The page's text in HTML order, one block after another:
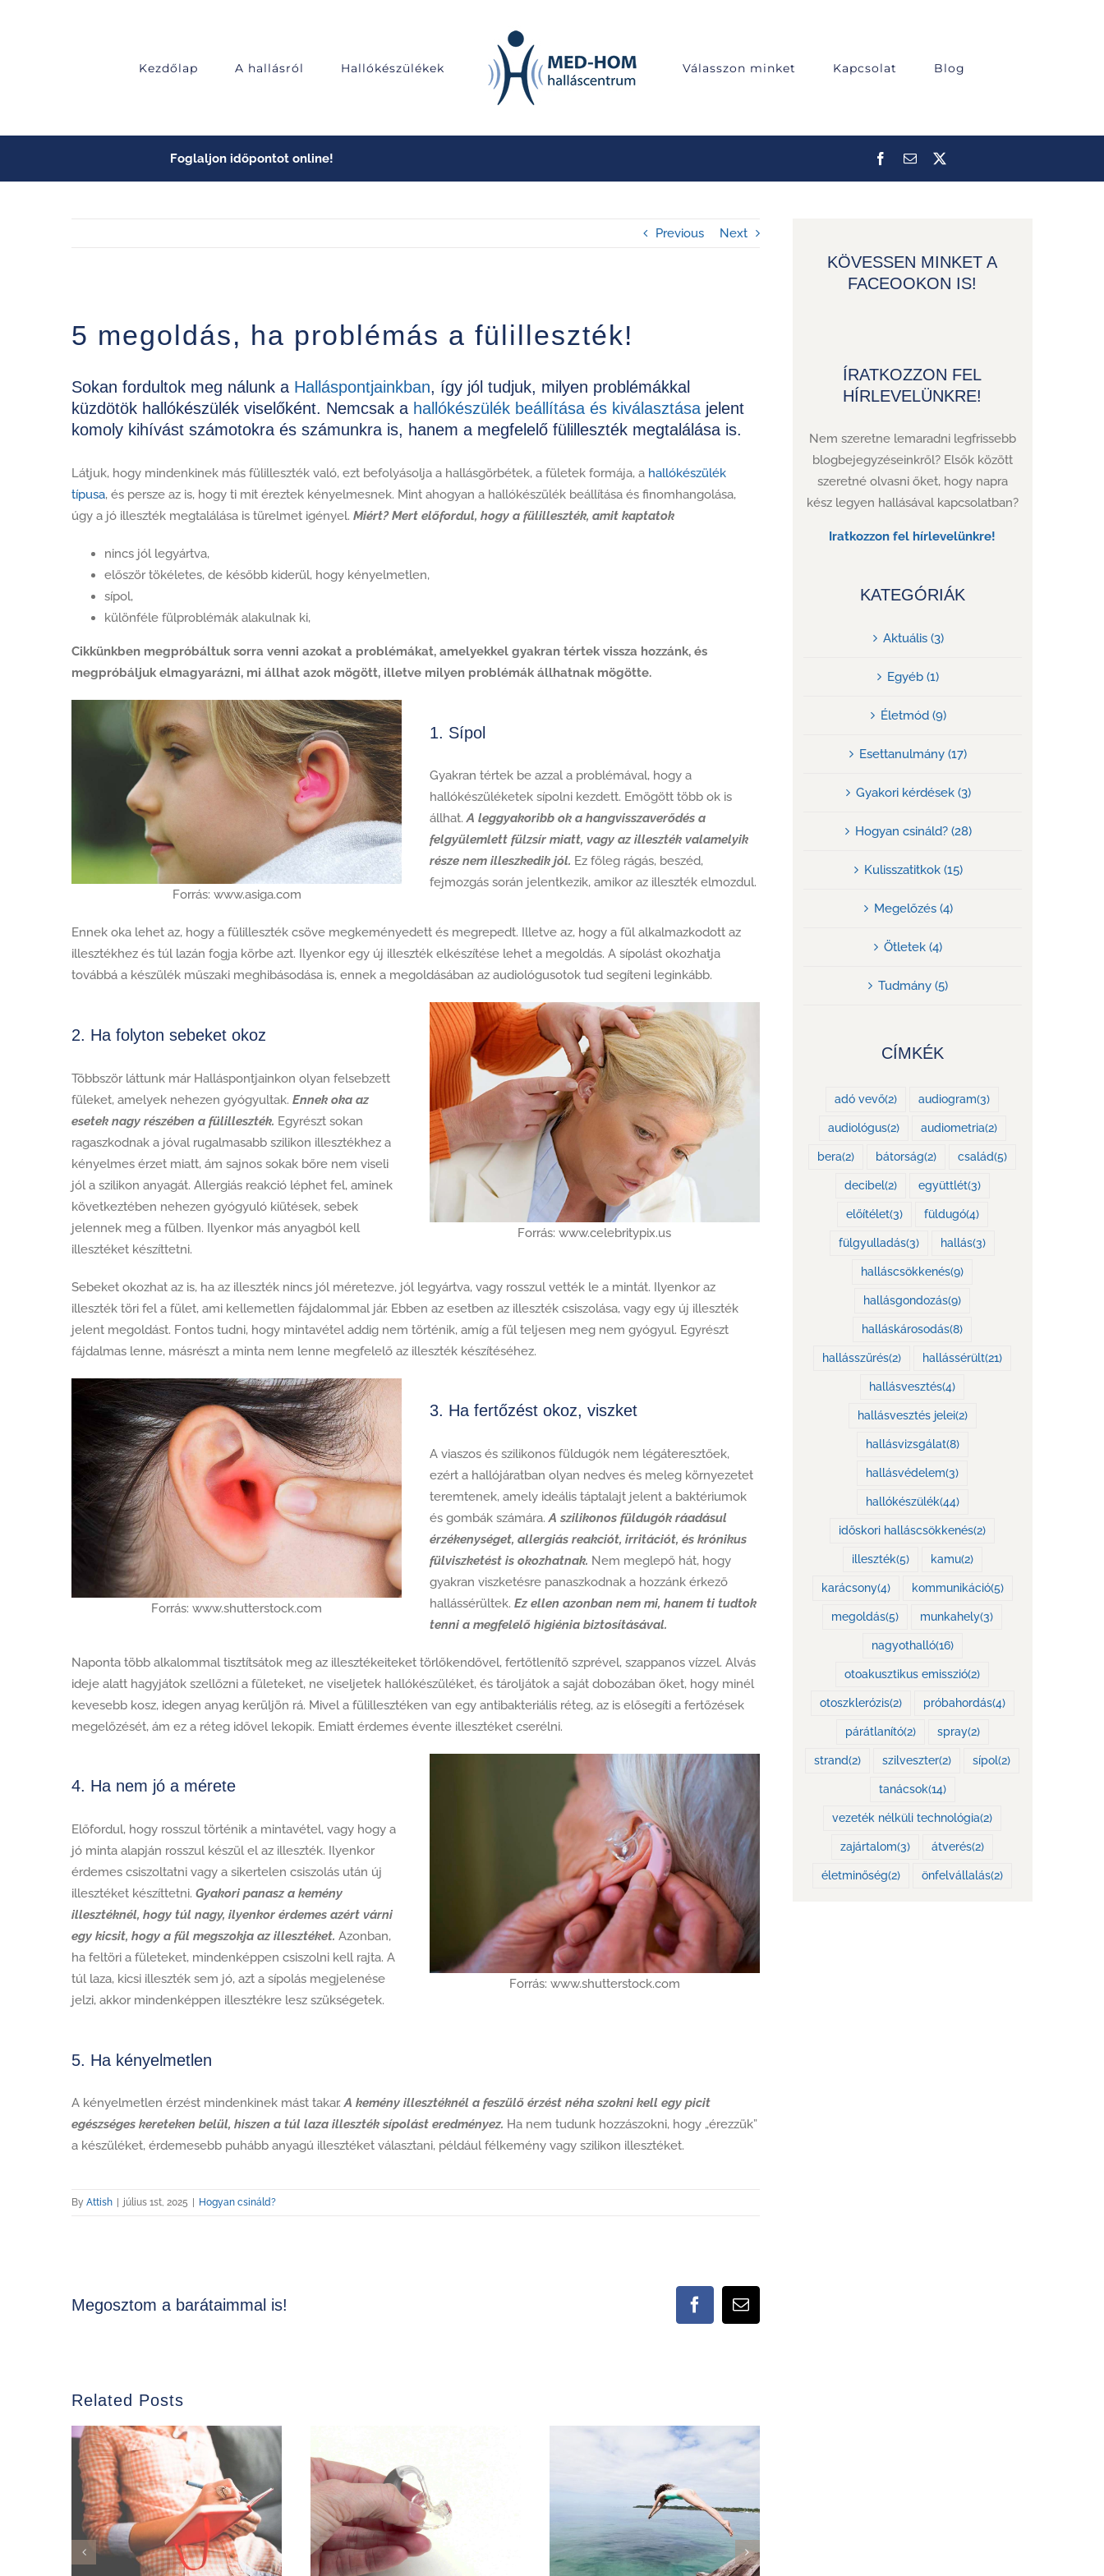
Kezdőlap
A hallásról Hallókészülékek Válasszon minket Kapcsolat Blog
Foglaljon időpontot online!
Previous Next
5 megoldás, ha problémás a fülilleszték!
Sokan fordultok meg nálunk a Halláspontjainkban, így jól tudjuk, milyen problémákkal
küzdötök hallókészülék viselőként. Nemcsak a hallókészülék beállítása és kiválasztása jelent
komoly kihívást számotokra és számunkra is, hanem a megfelelő fülilleszték megtalálása is.
Látjuk, hogy mindenkinek más fülilleszték való, ezt befolyásolja a hallásgörbétek, a fületek formája, a hallókészülék
típusa, és persze az is, hogy ti mit éreztek kényelmesnek. Mint ahogyan a hallókészülék beállítása és finomhangolása,
úgy a jó illeszték megtalálása is türelmet igényel. Miért? Mert előfordul, hogy a fülilleszték, amit kaptatok
nincs jól legyártva,
először tökéletes, de később kiderül, hogy kényelmetlen,
sípol,
különféle fülproblémák alakulnak ki,
Cikkünkben megpróbáltuk sorra venni azokat a problémákat, amelyekkel gyakran tértek vissza hozzánk, és
megpróbáljuk elmagyarázni, mi állhat azok mögött, illetve milyen problémák állhatnak mögötte.
Forrás: www.asiga.com
1. Sípol
Gyakran tértek be azzal a problémával, hogy a
hallókészüléketek sípolni kezdett. Emögött több ok is
állhat.A leggyakoribb ok a hangvisszaverődés a
felgyülemlett fülzsír miatt, vagy az illeszték valamelyik
része nem illeszkedik jól. Ez főleg rágás, beszéd,
fejmozgás során jelentkezik, amikor az illeszték elmozdul.
Ennek oka lehet az, hogy a fülilleszték csöve megkeményedett és megrepedt. Illetve az, hogy a fül alkalmazkodott az
illesztékhez és túl lazán fogja körbe azt. Ilyenkor egy új illeszték elkészítése lehet a megoldás. A sípolást okozhatja
továbbá a készülék műszaki meghibásodása is, ennek a megoldásában az audiológusotok tud segíteni leginkább.
2. Ha folyton sebeket okoz
Többször láttunk már Halláspontjainkon olyan felsebzett
füleket, amelyek nehezen gyógyultak. Ennek oka az
esetek nagy részében a fülilleszték. Egyrészt sokan
ragaszkodnak a jóval rugalmasabb szilikon illesztékhez a
kényelmes érzet miatt, ám sajnos sokak bőre nem viseli
jól a szilikon anyagát. Allergiás reakció léphet fel, aminek
következtében nehezen gyógyuló kiütések, sebek
jelennek meg a fülben. Ilyenkor más anyagból kell
illesztéket készíttetni.
Forrás: www.celebritypix.us
Sebeket okozhat az is, ha az illeszték nincs jól méretezve, jól legyártva, vagy rosszul vették le a mintát. Ilyenkor az
illeszték töri fel a fület, ami kellemetlen fájdalommal jár. Ebben az esetben az illeszték csiszolása, vagy egy új illeszték
jelent megoldást. Fontos tudni, hogy mintavétel addig nem történik, amíg a fül teljesen meg nem gyógyul. Egyrészt
fájdalmas lenne, másrészt a minta nem lenne megfelelő az illeszték készítéséhez.
Forrás: www.shutterstock.com
3. Ha fertőzést okoz, viszket
A viaszos és szilikonos füldugók nem légáteresztőek,
ezért a hallójáratban olyan nedves és meleg környezetet
teremtenek, amely ideális táptalajt jelent a baktériumok
és gombák számára.A szilikonos füldugók ráadásul
érzékenységet, allergiás reakciót, irritációt, és krónikus
fülviszketést is okozhatnak. Nem meglepő hát, hogy
gyakran viszketésre panaszkodnak a hozzánk érkező
hallássérültek. Ez ellen azonban nem mi, hanem ti tudtok
tenni a megfelelő higiénia biztosításával.
Naponta több alkalommal tisztítsátok meg az illesztékeiteket törlőkendővel, fertőtlenítő szprével, szappanos vízzel. Alvás
ideje alatt hagyjátok szellőzni a fületeket, ne viseljetek hallókészüléket, és tároljátok a saját dobozában őket, hogy minél
kevesebb kosz, idegen anyag kerüljön rá. Mivel a fülillesztéken van egy antibakteriális réteg, az is elősegíti a fertőzések
megelőzését, ám ez a réteg idővel lekopik. Emiatt érdemes évente illesztéket cserélni.
4. Ha nem jó a mérete
Előfordul, hogy rosszul történik a mintavétel, vagy hogy a
jó minta alapján rosszul készül el az illeszték. Ilyenkor
érdemes csiszoltatni vagy a sikertelen csiszolás után új
illesztéket készíttetni. Gyakori panasz a kemény
illesztéknél, hogy túl nagy, ilyenkor érdemes azért várni
egy kicsit, hogy a fül megszokja az illesztéket. Azonban,
ha feltöri a fületeket, mindenképpen csiszolni kell rajta. A
túl laza, kicsi illeszték sem jó, azt a sípolás megjelenése
jelzi, akkor mindenképpen illesztékre lesz szükségetek.
Forrás: www.shutterstock.com
5. Ha kényelmetlen
A kényelmetlen érzést mindenkinek mást takar.A kemény illesztéknél a feszülő érzést néha szokni kell egy picit
egészséges kereteken belül, hiszen a túl laza illeszték sípolást eredményez. Ha nem tudunk hozzászokni, hogy „érezzük”
a készüléket, érdemesebb puhább anyagú illesztéket választani, például félkemény vagy szilikon illesztéket.
By Attish július 1st, 2025 Hogyan csináld?
Megosztom a barátaimmal is! FacebookEmail
Related Posts
KÖVESSEN MINKET A
FACEOOKON IS!
ÍRATKOZZON FEL
HÍRLEVELÜNKRE!
Nem szeretne lemaradni legfrissebb
blogbejegyzéseinkről? Elsők között
szeretné olvasni őket, hogy napra
kész legyen hallásával kapcsolatban?
Iratkozzon fel hírlevelünkre!
KATEGÓRIÁK
Aktuális (3)
Egyéb (1)
Életmód (9)
Esettanulmány (17)
Gyakori kérdések (3)
Hogyan csináld? (28)
Kulisszatitkok (15)
Megelőzés (4)
Ötletek (4)
Tudmány (5)
CÍMKÉK
adó vevő(2) audiogram(3)
audiológus(2) audiometria(2)
bera(2) bátorság(2) család(5)
decibel(2) együttlét(3)
előítélet(3) füldugó(4)
fülgyulladás(3) hallás(3)
halláscsökkenés(9)
hallásgondozás(9)
halláskárosodás(8)
hallásszűrés(2) hallássérült(21)
hallásvesztés(4)
hallásvesztés jelei(2)
hallásvizsgálat(8)
hallásvédelem(3)
hallókészülék(44)
időskori halláscsökkenés(2)
illeszték(5) kamu(2)
karácsony(4) kommunikáció(5)
megoldás(5) munkahely(3)
nagyothalló(16)
otoakusztikus emisszió(2)
otoszklerózis(2) próbahordás(4)
párátlanító(2) spray(2)
strand(2) szilveszter(2) sípol(2)
tanácsok(14)
vezeték nélküli technológia(2)
zajártalom(3) átverés(2)
életminőség(2) önfelvállalás(2)